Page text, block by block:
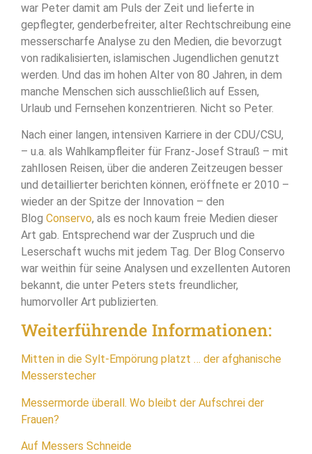
war Peter damit am Puls der Zeit und lieferte in
gepflegter, genderbefreiter, alter Rechtschreibung eine
messerscharfe Analyse zu den Medien, die bevorzugt
von radikalisierten, islamischen Jugendlichen genutzt
werden. Und das im hohen Alter von 80 Jahren, in dem
manche Menschen sich ausschließlich auf Essen,
Urlaub und Fernsehen konzentrieren. Nicht so Peter.
Nach einer langen, intensiven Karriere in der CDU/CSU,
– u.a. als Wahlkampfleiter für Franz-Josef Strauß – mit
zahllosen Reisen, über die anderen Zeitzeugen besser
und detaillierter berichten können, eröffnete er 2010 –
wieder an der Spitze der Innovation – den
Blog Conservo, als es noch kaum freie Medien dieser
Art gab. Entsprechend war der Zuspruch und die
Leserschaft wuchs mit jedem Tag. Der Blog Conservo
war weithin für seine Analysen und exzellenten Autoren
bekannt, die unter Peters stets freundlicher,
humorvoller Art publizierten.
Weiterführende Informationen:
Mitten in die Sylt-Empörung platzt … der afghanische
Messerstecher
Messermorde überall. Wo bleibt der Aufschrei der
Frauen?
Auf Messers Schneide